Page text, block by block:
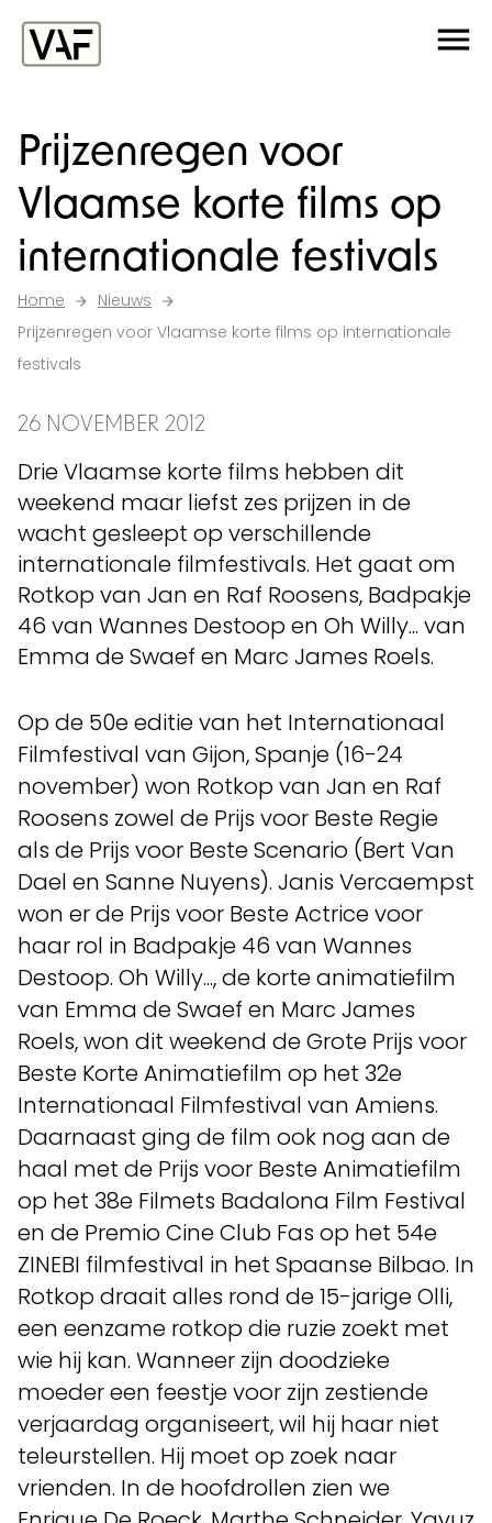
Ga verder naar de inhoud
Prijzenregen voor
Vlaamse korte films op
internationale festivals
Home
Nieuws
Prijzenregen voor Vlaamse korte films op internationale
festivals
26 NOVEMBER 2012
Drie Vlaamse korte films hebben dit
weekend maar liefst zes prijzen in de
wacht gesleept op verschillende
internationale filmfestivals. Het gaat om
Rotkop van Jan en Raf Roosens, Badpakje
46 van Wannes Destoop en Oh Willy... van
Emma de Swaef en Marc James Roels.
Op de 50e editie van het Internationaal
Filmfestival van Gijon, Spanje (16-24
november) won Rotkop van Jan en Raf
Roosens zowel de Prijs voor Beste Regie
als de Prijs voor Beste Scenario (Bert Van
Dael en Sanne Nuyens). Janis Vercaempst
won er de Prijs voor Beste Actrice voor
haar rol in Badpakje 46 van Wannes
Destoop. Oh Willy..., de korte animatiefilm
van Emma de Swaef en Marc James
Roels, won dit weekend de Grote Prijs voor
Beste Korte Animatiefilm op het 32e
Internationaal Filmfestival van Amiens.
Daarnaast ging de film ook nog aan de
haal met de Prijs voor Beste Animatiefilm
op het 38e Filmets Badalona Film Festival
en de Premio Cine Club Fas op het 54e
ZINEBI filmfestival in het Spaanse Bilbao. In
Rotkop draait alles rond de 15-jarige Olli,
een eenzame rotkop die ruzie zoekt met
wie hij kan. Wanneer zijn doodzieke
moeder een feestje voor zijn zestiende
verjaardag organiseert, wil hij haar niet
teleurstellen. Hij moet op zoek naar
vrienden. In de hoofdrollen zien we